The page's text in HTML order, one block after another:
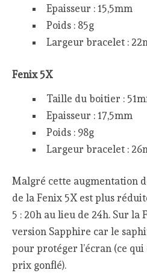
Epaisseur : 15,5mm
Poids : 85g
Largeur bracelet :
Fenix 5X
Taille du boitier :
Epaisseur : 17,5mm
Poids : 98g
Largeur bracelet :
Malgré cette augmentation
de la Fenix 5X est plus
5 : 20h au lieu de 24h. Sur la
version Sapphire car le
pour protéger l’écran (ce
prix gonflé).